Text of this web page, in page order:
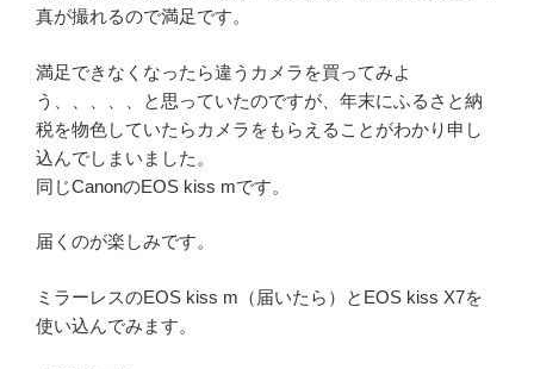
真が撮れるので満足です。
満足できなくなったら違うカメラを買ってみよ
う、、、、、と思っていたのですが、年末にふるさと納
税を物色していたらカメラをもらえることがわかり申し
込んでしまいました。
同じCanonのEOS kiss mです。
届くのが楽しみです。
ミラーレスのEOS kiss m（届いたら）とEOS kiss X7を
使い込んでみます。